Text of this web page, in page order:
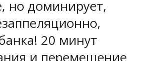
но доминирует,
20 минут
и перемещение